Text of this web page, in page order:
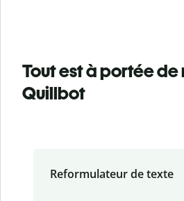
Tout est à portée
Quillbot
Reformulateur de texte